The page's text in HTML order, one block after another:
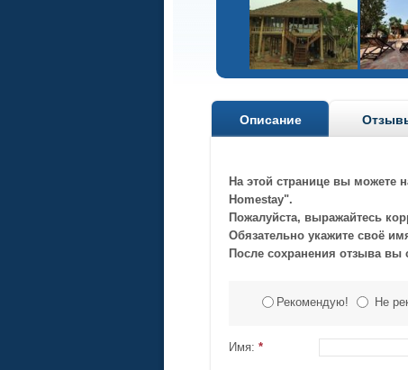
Описание
На этой странице вы можете
Homestay".
Пожалуйста, выражайтесь
Обязательно укажите своё
После сохранения отзыва
Рекомендую! Не
Имя: *